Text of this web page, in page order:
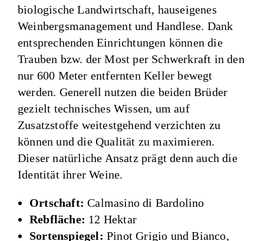
biologische Landwirtschaft, hauseigenes
Weinbergsmanagement und Handlese. Dank
entsprechenden Einrichtungen können die
Trauben bzw. der Most per Schwerkraft in den
nur 600 Meter entfernten Keller bewegt
werden. Generell nutzen die beiden Brüder
gezielt technisches Wissen, um auf
Zusatzstoffe weitestgehend verzichten zu
können und die Qualität zu maximieren.
Dieser natürliche Ansatz prägt denn auch die
Identität ihrer Weine.
Ortschaft: Calmasino di Bardolino
Rebfläche: 12 Hektar
Sortenspiegel: Pinot Grigio und Bianco,